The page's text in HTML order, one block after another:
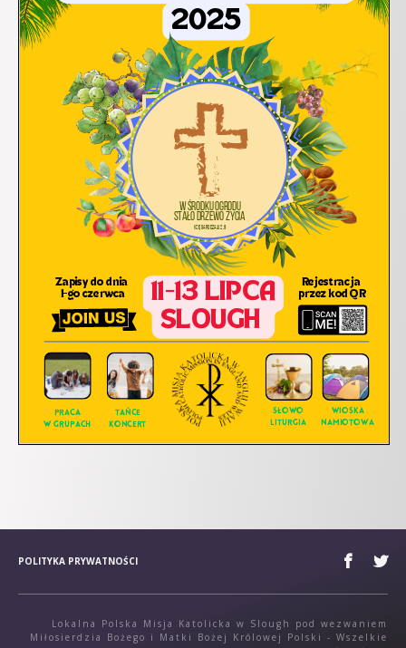
POLITYKA PRYWATNOŚCI
Lokalna Polska Misja Katolicka w Slough pod wezwaniem
Miłosierdzia Bożego i Matki Bożej Królowej Polski - Wszelkie